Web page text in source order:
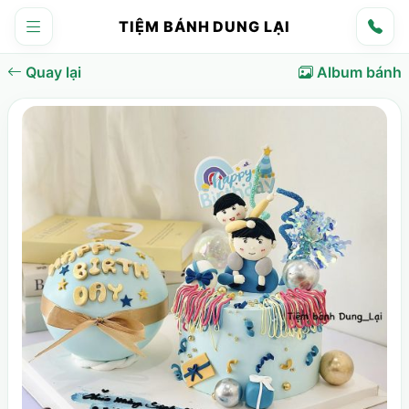
TIỆM BÁNH DUNG LẠI
Quay lại Album bánh